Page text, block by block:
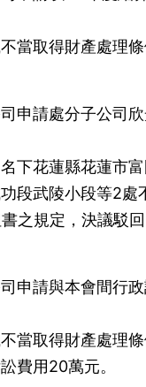
當取得財產處理
申請處分子公司
下花蓮縣花蓮市
段武陵小段等2
之規定，決議駁
申請與本會間行
當取得財產處理
費用20萬元。